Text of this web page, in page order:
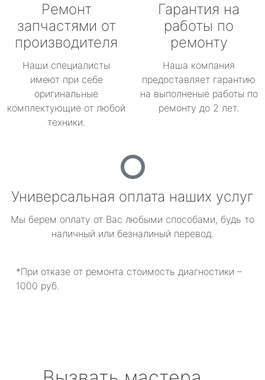
Ремонт
запчастями от
производителя
Наши специалисты
имеют при себе
оригинальные
комплектующие от любой
техники.
Гарантия на
работы по
ремонту
Наша компания
предоставляет гарантию
на выполненые работы по
ремонту до 2 лет.
Универсальная оплата наших услуг
Мы берем оплату от Вас любыми способами, будь то
наличный или безналиный перевод.
*При отказе от ремонта стоимость диагностики –
1000 руб.